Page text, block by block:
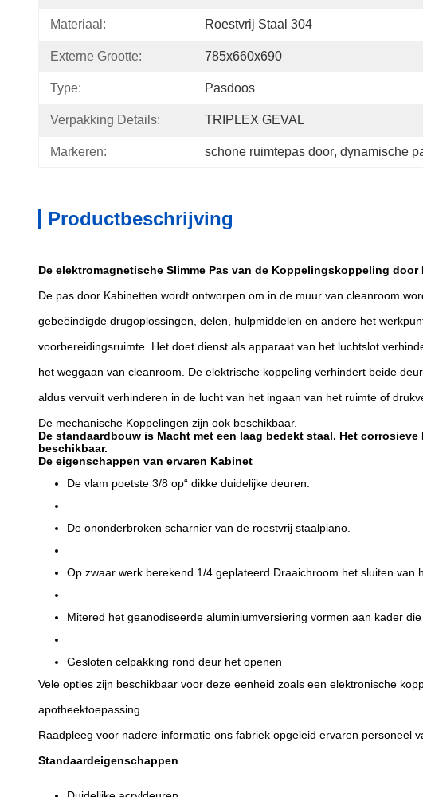
Materiaal: Roestvrij Staal 304
Externe Grootte: 785x660x690
Type: Pasdoos
Verpakking Details: TRIPLEX GEVAL
Markeren: schone ruimtepas door, dynamische
Productbeschrijving
De elektromagnetische Slimme Pas van de Koppelingskoppeling
De pas door Kabinetten wordt ontworpen om in de muur van cleanroom
gebeëindigde drugoplossingen, delen, hulpmiddelen en andere het
voorbereidingsruimte. Het doet dienst als apparaat van het luchtslot
het weggaan van cleanroom. De elektrische koppeling verhindert beide
aldus vervuilt verhinderen in de lucht van het ingaan van het ruimte of
De mechanische Koppelingen zijn ook beschikbaar.
De standaardbouw is Macht met een laag bedekt staal. Het
beschikbaar.
De eigenschappen van ervaren Kabinet
De vlam poetste 3/8 op“ dikke duidelijke deuren.
De ononderbroken scharnier van de roestvrij staalpiano.
Op zwaar werk berekend 1/4 geplateerd Draaichroom het sluiten van
Mitered het geanodiseerde aluminiumversiering vormen aan kader die
Gesloten celpakking rond deur het openen
Vele opties zijn beschikbaar voor deze eenheid zoals een elektronische
apotheektoepassing.
Raadpleeg voor nadere informatie ons fabriek opgeleid ervaren personeel
Standaardeigenschappen